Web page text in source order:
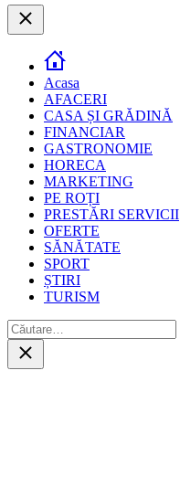
Close
Acasa
AFACERI
CASA ȘI GRĂDINĂ
FINANCIAR
GASTRONOMIE
HORECA
MARKETING
PE ROȚI
PRESTĂRI SERVICII
OFERTE
SĂNĂTATE
SPORT
ȘTIRI
TURISM
Caută
după:
Close
search